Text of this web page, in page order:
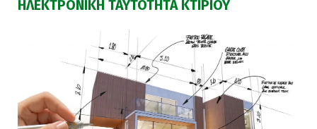
ΗΛΕΚΤΡΟΝΙΚΗ ΤΑΥΤΟΤΗΤΑ ΚΤΙΡΙΟΥ